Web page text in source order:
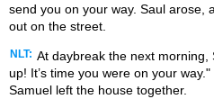
send you on your way. Saul arose,
out on the street.
NLT: At daybreak the next
up! It’s time you were on your
Samuel left the house together.